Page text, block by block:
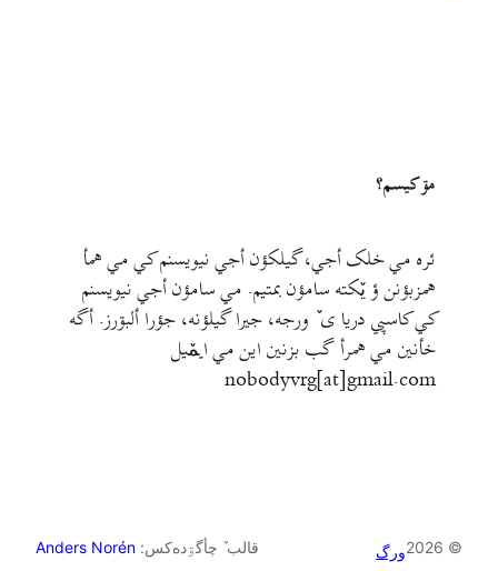
مۊ کيسم؟
ئره مي خلک أجي، گيلکؤن أجي نيويسنم کي مي همأ
همزبؤنن ؤ يٚکته سامؤن بمتيم. مي سامؤن أجي نيويسنم
کي کاسپي دريا ی ٚ ورجه، جيرا گيلؤنه، جؤرا ألبۊرز. أگه
خأنين مي همرأ گب بزنين اين مي ايمٚیل‌ ‌
nobodyvrg[at]gmail.com
© 2026 ورگ قالب ٚ چأگۊده‌کس: Anders Norén